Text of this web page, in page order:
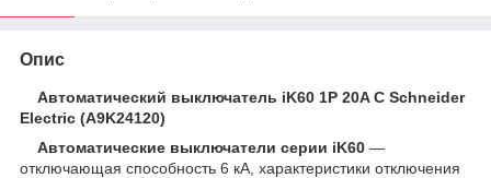
Опис
Автоматический выключатель iK60 1P 20A C Schneider
Electric (A9K24120)
Автоматические выключатели серии iK60 —
отключающая способность 6 кА, характеристики отключения